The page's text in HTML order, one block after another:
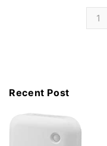
1
Recent Post